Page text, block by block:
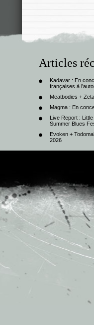
Articles
Kadavar : En
françaises à
Meatbodies +
Magma : En
Live Report :
Summer Blues
Evoken +
2026